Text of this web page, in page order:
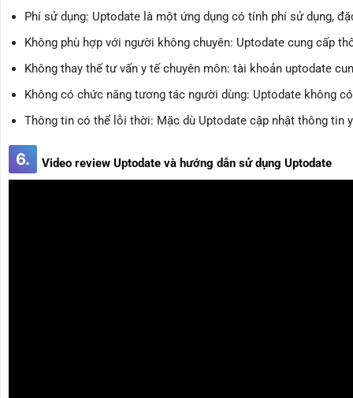
Phí sử dụng: Uptodate là một ứng dụng có tính phí sử dụng,
Không phù hợp với người không chuyên: Uptodate cung cấp
Không thay thế tư vấn y tế chuyên môn: tài khoản uptodate
Không có chức năng tương tác người dùng: Uptodate không
Thông tin có thể lỗi thời: Mặc dù Uptodate cập nhật thông
6. Video review Uptodate và hướng dẫn sử dụng Uptodate